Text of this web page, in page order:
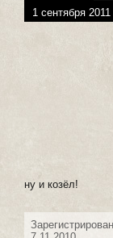
1 сентября
ну и козёл!